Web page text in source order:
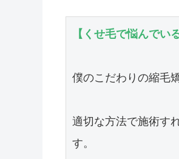
【くせ毛で悩んで
僕のこだわりの縮毛
適切な方法で施術す
す。